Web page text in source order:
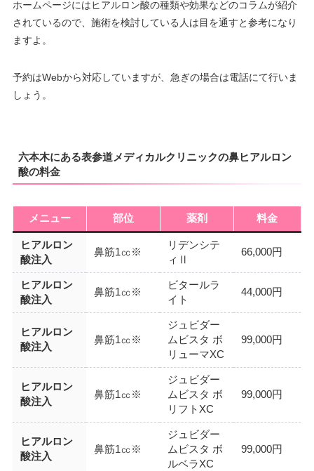
ホームページにはヒアルロン酸の種類や効果などのコラムが紹介
されているので、施術を検討している人は目を通すと参考になり
ますよ。
予約はWebから対応していますが、急ぎの場合は電話にて行いま
しょう。
六本木にある表参道メディカルクリニックの鼻ヒアルロン
酸の料金
メニュー 部位 薬剤 料金
ヒアルロン
酸注入
鼻筋1㏄※
リデンシテ
ィⅡ
66,000円
ヒアルロン
酸注入
鼻筋1㏄※
ビタールラ
イト
44,000円
ヒアルロン
酸注入
鼻筋1㏄※
ジュビダー
ムビスタ ボ
リューマXC
99,000円
ヒアルロン
酸注入
鼻筋1㏄※
ジュビダー
ムビスタ ボ
リフトXC
99,000円
ヒアルロン
酸注入
鼻筋1㏄※
ジュビダー
ムビスタ ボ
ルベラXC
99,000円